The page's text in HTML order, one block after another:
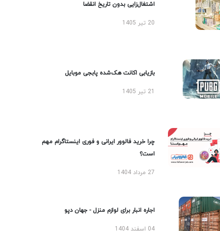
اشتغال‌زایی بدون تاریخ انقضا
20 تیر 1405
بازیابی اکانت هک‌شده پابجی موبایل
چرا خرید فالوور ایرانی و فوری اینستاگرام مهم
است؟
27 مرداد 1404
اجاره انبار برای لوازم منزل - جهان دپو
04 اسفند 1404